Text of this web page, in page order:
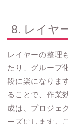
8. レイヤ
レイヤーの整理
たり、グループ
段に楽になりま
ることで、作業
成は、プロジェ
ーズにします。